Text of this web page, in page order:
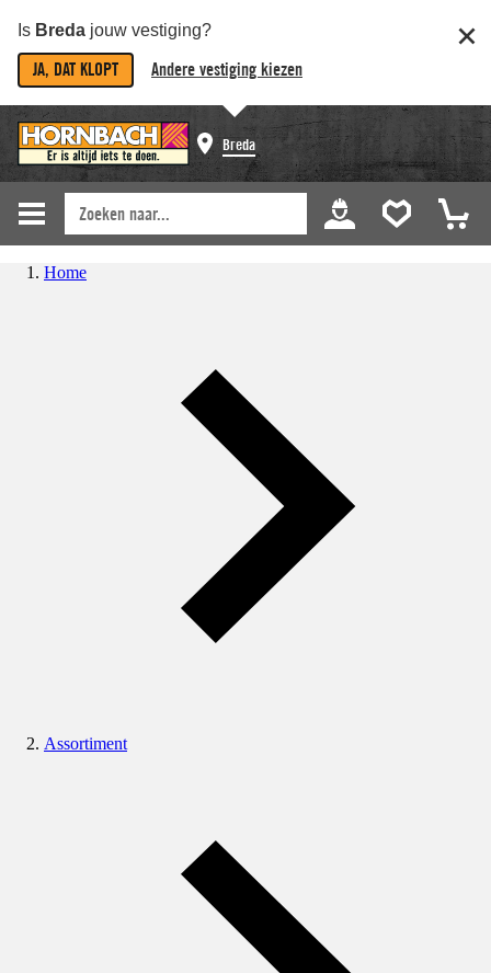
Is Breda jouw vestiging?
JA, DAT KLOPT Andere vestiging kiezen
Breda
Home
Assortiment